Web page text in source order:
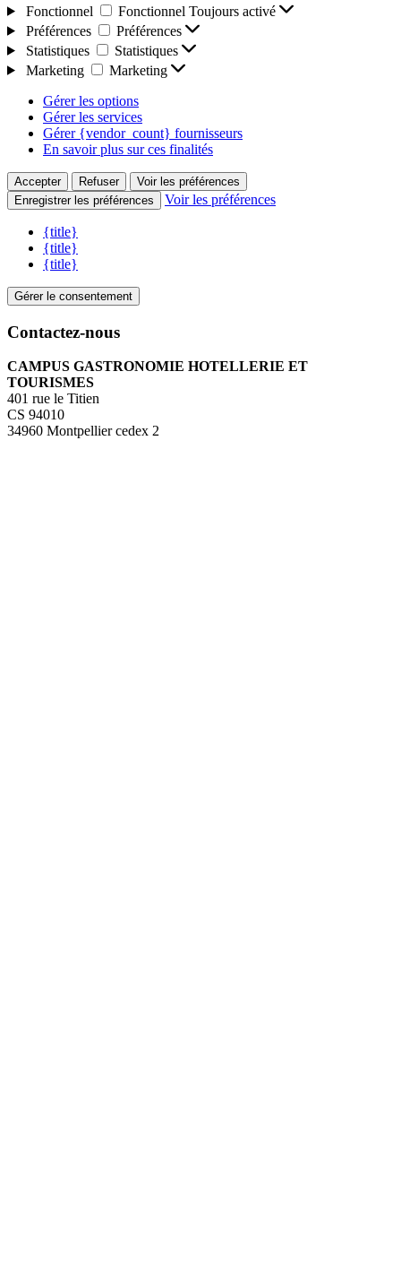
Fonctionnel
Fonctionnel Toujours activé
Préférences
Préférences
Statistiques
Statistiques
Marketing
Marketing
Gérer les options
Gérer les services
Gérer {vendor_count} fournisseurs
En savoir plus sur ces finalités
Accepter Refuser
Voir les préférences
Enregistrer les préférences
Voir les préférences
{title}
{title}
{title}
Gérer le consentement
Contactez-nous
CAMPUS GASTRONOMIE HOTELLERIE ET
TOURISMES
401 rue le Titien
CS 94010
34960 Montpellier cedex 2